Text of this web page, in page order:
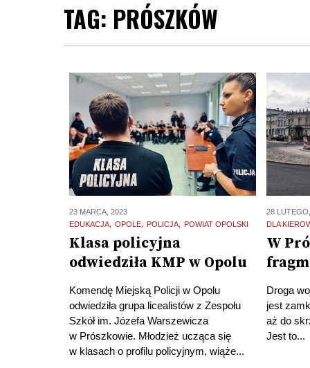
TAG: PRÓSZKÓW
23 MARCA, 2023
EDUKACJA
OPOLE POLICJA POWIAT OPOLSKI
Klasa policyjna
odwiedziła KMP w Opolu
Komendę Miejską Policji w Opolu
odwiedziła grupa licealistów z Zespołu
Szkół im. Józefa Warszewicza
w Prószkowie. Młodzież ucząca się
w klasach o profilu policyjnym, wiąże...
28
DLA
W
Droga
jest
aż do
Jest to...